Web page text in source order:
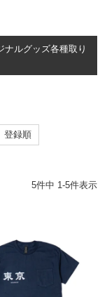
ルグッズ各種取り
登録順
5件中 1-5件表示